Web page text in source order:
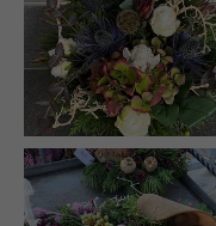
Cum sociis
parturient montes,
quam felis,